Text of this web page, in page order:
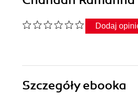
Dodaj
Szczegółyebooka